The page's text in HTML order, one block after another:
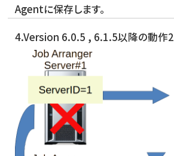
Agentに保存します。
4.Version 6.0.5 , 6.1.5以降の動作2